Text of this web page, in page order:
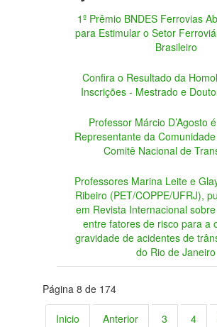
1º Prêmio BNDES Ferrovias
para Estimular o Setor
Brasileiro
Confira o Resultado da
Inscrições - Mestrado e
Professor Márcio D’Agosto
Representante da
Comitê Nacional de
Professores Marina Leite e
Ribeiro (PET/COPPE/UFRJ),
em Revista Internacional
entre fatores de risco para a
gravidade de acidentes de
do Rio de Janeiro
Página 8 de 174
Inicio Anterior 3 4